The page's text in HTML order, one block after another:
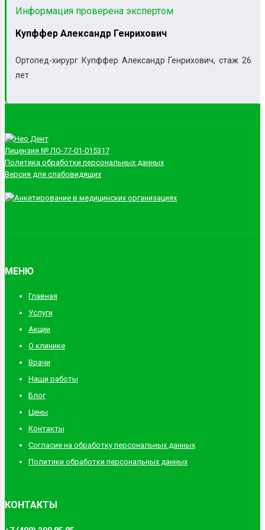
Информация проверена экспертом
Купффер Александр Генрихович
Ортопед-хирург Купффер Александр Генрихович, стаж 26
лет
Лицензия № ЛО-77-01-015317
Политика обработки персональных данных
Версия для слабовидящих
МЕНЮ
Главная
Услуги
Акции
О клинике
Врачи
Наши работы
Блог
Цены
Контакты
Согласие на обработку персональных данных
Политики обработки персональных данных
КОНТАКТЫ